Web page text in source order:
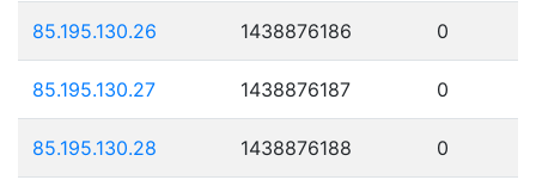
85.195.130.26 1438876186 0
85.195.130.27 1438876187 0
85.195.130.28 1438876188 0